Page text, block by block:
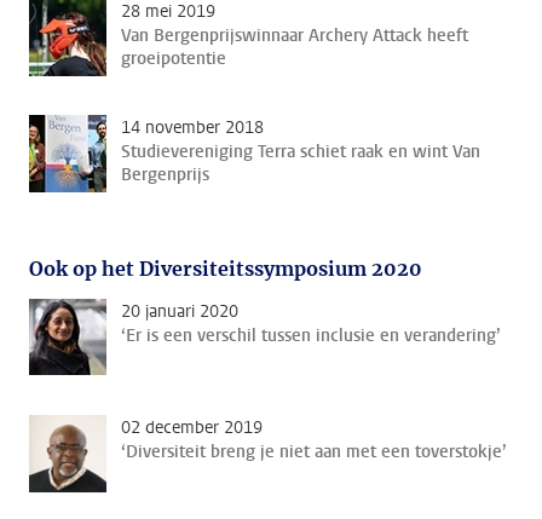
28 mei 2019
Van Bergenprijswinnaar Archery Attack heeft
groeipotentie
14 november 2018
Studievereniging Terra schiet raak en wint Van
Bergenprijs
Ook op het Diversiteitssymposium 2020
20 januari 2020
‘Er is een verschil tussen inclusie en verandering’
02 december 2019
‘Diversiteit breng je niet aan met een toverstokje’